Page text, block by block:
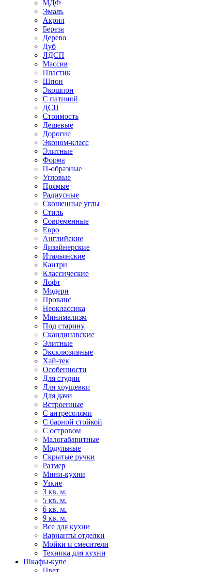
МДФ
Эмаль
Акрил
Береза
Дерево
Дуб
ЛДСП
Массив
Пластик
Шпон
Экошпон
С патиной
ДСП
Стоимость
Дешевые
Дорогие
Эконом-класс
Элитные
Форма
П-образные
Угловые
Прямые
Радиусные
Скошенные углы
Стиль
Современные
Евро
Английские
Дизайнерские
Итальянские
Кантри
Классические
Лофт
Модерн
Прованс
Неоклассика
Минимализм
Под старину
Скандинавские
Элитные
Эксклюзивные
Хай-тек
Особенности
Для студии
Для хрущевки
Для дачи
Встроенные
С антресолями
С барной стойкой
С островом
Малогабаритные
Модульные
Скрытые ручки
Размер
Мини-кухни
Узкие
3 кв. м.
5 кв. м.
6 кв. м.
9 кв. м.
Все для кухни
Варианты отделки
Мойки и смесители
Техника для кухни
Шкафы-купе
Цвет